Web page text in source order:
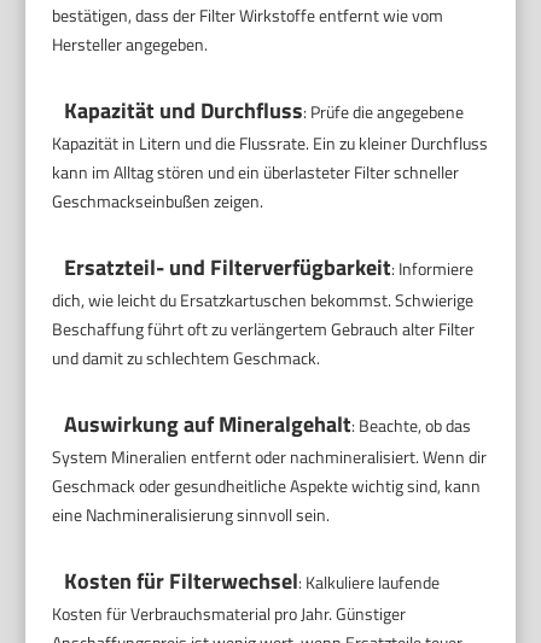
bestätigen, dass der Filter Wirkstoffe entfernt wie vom
Hersteller angegeben.
Kapazität und Durchfluss: Prüfe die angegebene
Kapazität in Litern und die Flussrate. Ein zu kleiner Durchfluss
kann im Alltag stören und ein überlasteter Filter schneller
Geschmackseinbußen zeigen.
Ersatzteil- und Filterverfügbarkeit: Informiere
dich, wie leicht du Ersatzkartuschen bekommst. Schwierige
Beschaffung führt oft zu verlängertem Gebrauch alter Filter
und damit zu schlechtem Geschmack.
Auswirkung auf Mineralgehalt: Beachte, ob das
System Mineralien entfernt oder nachmineralisiert. Wenn dir
Geschmack oder gesundheitliche Aspekte wichtig sind, kann
eine Nachmineralisierung sinnvoll sein.
Kosten für Filterwechsel: Kalkuliere laufende
Kosten für Verbrauchsmaterial pro Jahr. Günstiger